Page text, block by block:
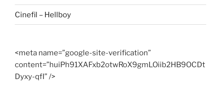
Cinefil – Hellboy
<meta name=”google-site-verification”
content=”huiPh91XAFxb2otwRoX9gmLOiib2HB9OCDt
Dyxy-qfI” />